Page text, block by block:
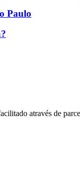
Paulo
através de